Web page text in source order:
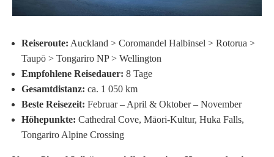
Reiseroute: Auckland > Coromandel Halbinsel > Rotorua >
Taupō > Tongariro NP > Wellington
Empfohlene Reisedauer: 8 Tage
Gesamtdistanz: ca. 1 050 km
Beste Reisezeit: Februar – April & Oktober – November
Höhepunkte: Cathedral Cove, Māori-Kultur, Huka Falls,
Tongariro Alpine Crossing